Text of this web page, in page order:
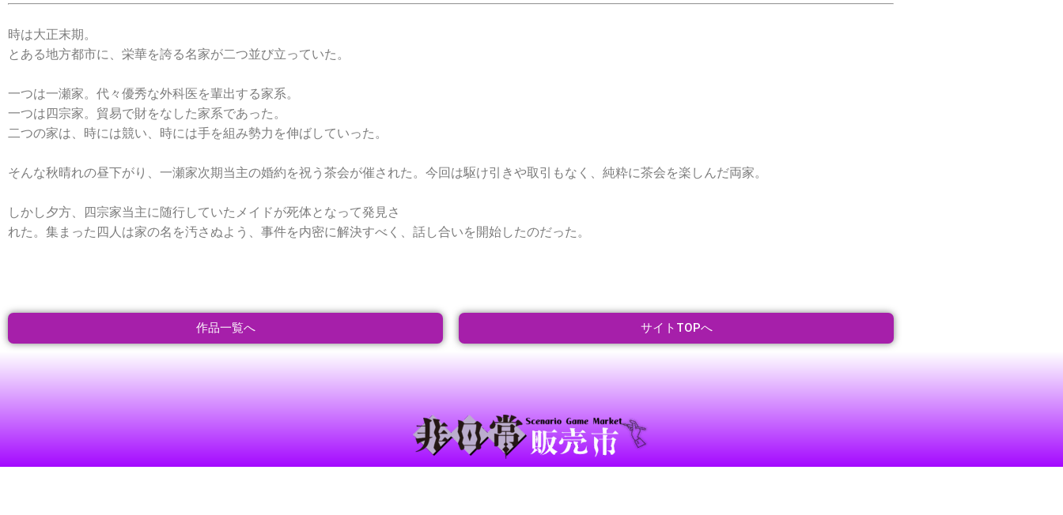
時は大正末期。
とある地方都市に、栄華を誇る名家が二つ並び立っていた。
一つは一瀬家。代々優秀な外科医を輩出する家系。
一つは四宗家。貿易で財をなした家系であった。
二つの家は、時には競い、時には手を組み勢力を伸ばしていった。
そんな秋晴れの昼下がり、一瀬家次期当主の婚約を祝う茶会が催された。今回は駆け引きや取引もなく、純粋に茶会を楽しんだ両家。
しかし夕方、四宗家当主に随行していたメイドが死体となって発見さ
れた。集まった四人は家の名を汚さぬよう、事件を内密に解決すべく、話し合いを開始したのだった。
作品一覧へ サイトTOPへ